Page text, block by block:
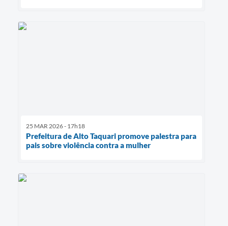
25 MAR 2026 - 17h18
Prefeitura de Alto Taquari promove palestra para
pais sobre violência contra a mulher